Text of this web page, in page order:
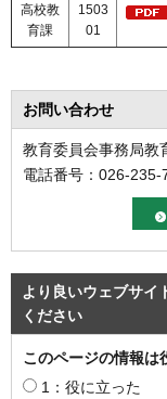
高校教
育課
1503
01
お問い合わせ
教育委員会事務局教
電話番号：026-235-
より良いウェブサイ
ください
このページの情報は
1：役に立った